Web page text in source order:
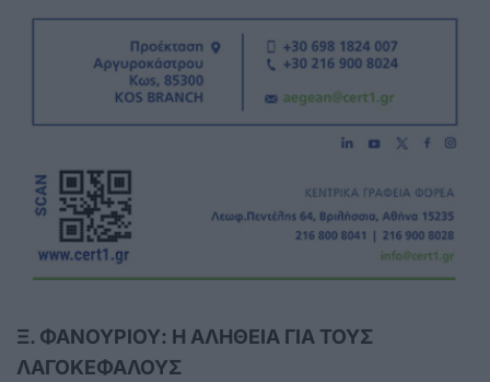
Ξ. ΦΑΝΟΥΡΙΟΥ: Η ΑΛΗΘΕΙΑ ΓΙΑ ΤΟΥΣ
ΛΑΓΟΚΕΦΑΛΟΥΣ